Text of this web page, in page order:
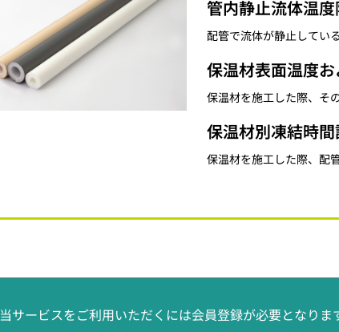
管内静止流体温
配管で流体が静止してい
保温材表面温度
保温材を施工した際、そ
保温材別凍結時間
保温材を施工した際、配
当サービスをご利用いただくには会員登録が必要となり